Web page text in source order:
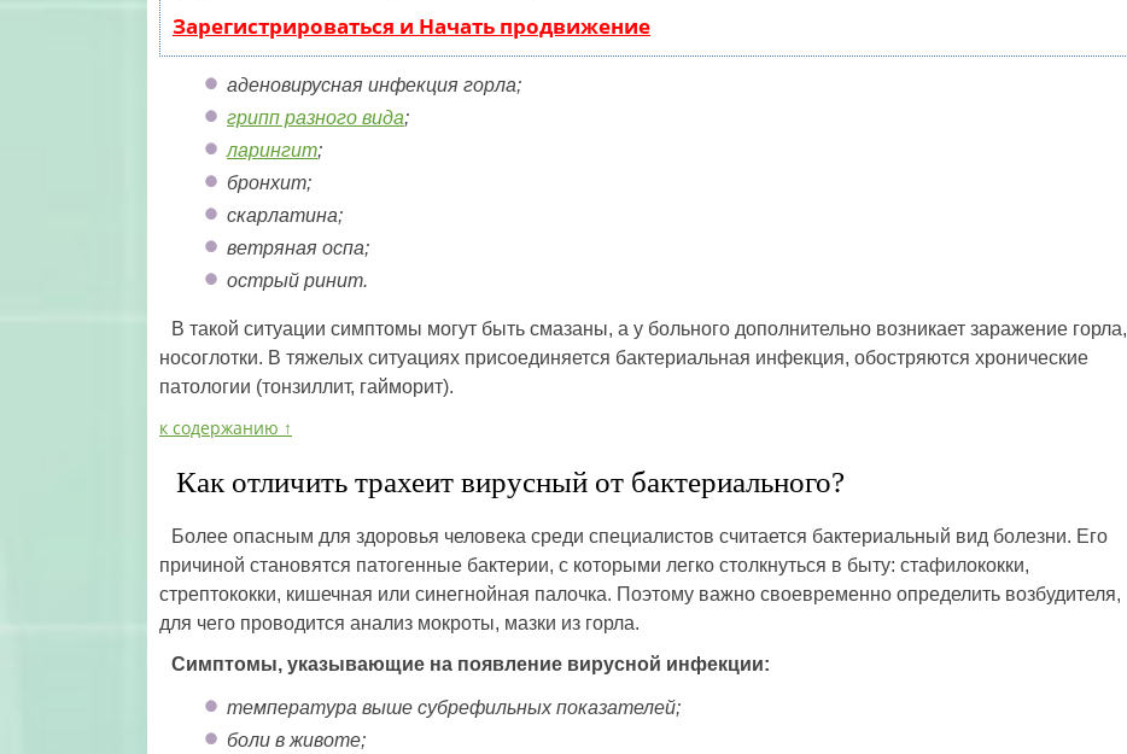
Зарегистрироваться и Начать продвижение
аденовирусная инфекция горла;
грипп разного вида;
ларингит;
бронхит;
скарлатина;
ветряная оспа;
острый ринит.
В такой ситуации симптомы могут быть смазаны, а у больного дополнительно возникает заражение горла,
носоглотки. В тяжелых ситуациях присоединяется бактериальная инфекция, обостряются хронические
патологии (тонзиллит, гайморит).
к содержанию ↑
Как отличить трахеит вирусный от бактериального?
Более опасным для здоровья человека среди специалистов считается бактериальный вид болезни. Его
причиной становятся патогенные бактерии, с которыми легко столкнуться в быту: стафилококки,
стрептококки, кишечная или синегнойная палочка. Поэтому важно своевременно определить возбудителя,
для чего проводится анализ мокроты, мазки из горла.
Симптомы, указывающие на появление вирусной инфекции:
температура выше субрефильных показателей;
боли в животе;